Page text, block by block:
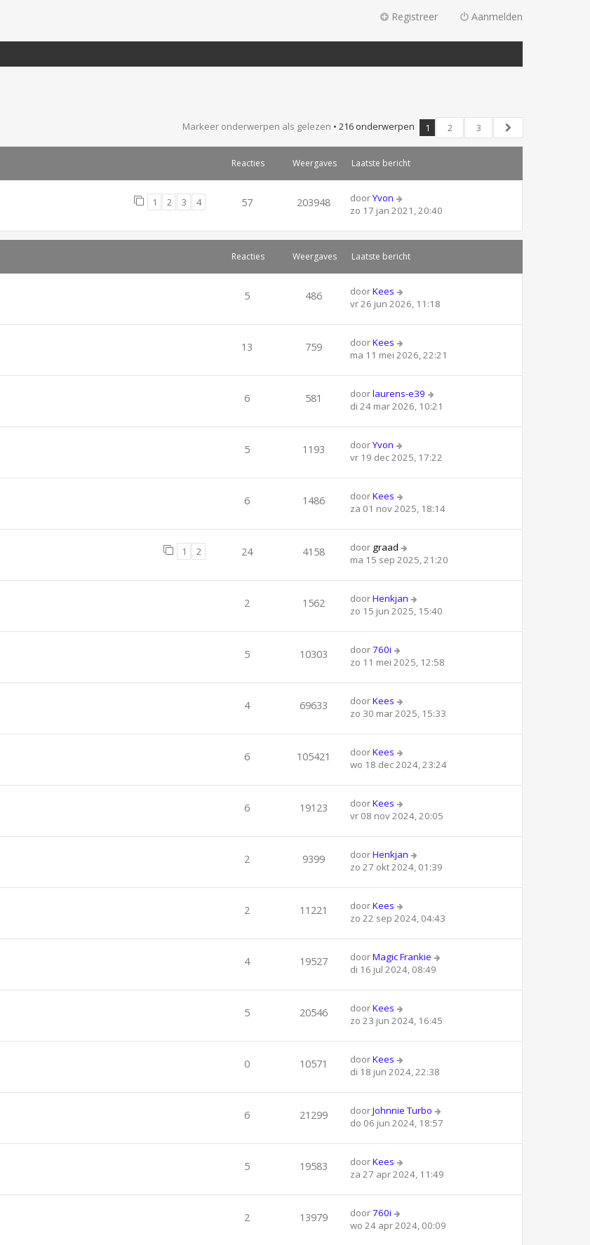
Aanmelden
Registreer
Markeer onderwerpen als gelezen • 216 onderwerpen 1 2
3
Volgende
Reacties Weergaves Laatste bericht
1 2 3 4 57 203948 doorYvon
zo 17 jan 2021, 20:40
Reacties Weergaves Laatste bericht
5 486 doorKees
vr 26 jun 2026, 11:18
13 759 doorKees
ma 11 mei 2026, 22:21
6 581 doorlaurens-e39
di 24 mar 2026, 10:21
5 1193 doorYvon
vr 19 dec 2025, 17:22
6 1486 doorKees
za 01 nov 2025, 18:14
1 2 24 4158 door graad
ma 15 sep 2025, 21:20
2 1562 doorHenkjan
zo 15 jun 2025, 15:40
5 10303 door760i
zo 11 mei 2025, 12:58
4 69633 doorKees
zo 30 mar 2025, 15:33
6 105421 doorKees
wo 18 dec 2024, 23:24
6 19123 doorKees
vr 08 nov 2024, 20:05
2 9399 doorHenkjan
zo 27 okt 2024, 01:39
2 11221 doorKees
zo 22 sep 2024, 04:43
4 19527 doorMagic Frankie
di 16 jul 2024, 08:49
5 20546 doorKees
zo 23 jun 2024, 16:45
0 10571 doorKees
di 18 jun 2024, 22:38
6 21299 doorJohnnie Turbo
do 06 jun 2024, 18:57
5 19583 doorKees
za 27 apr 2024, 11:49
2 13979 door760i
wo 24 apr 2024, 00:09